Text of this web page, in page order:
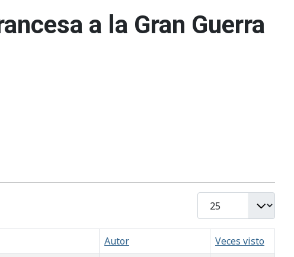
a la Gran Guerra
Autor
Veces visto